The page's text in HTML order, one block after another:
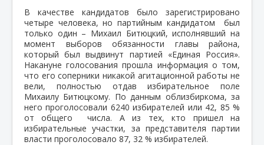
В качестве кандидатов было зарегистрировано
четыре человека, но партийным кандидатом был
только один – Михаил Битюцкий, исполнявший на
момент выборов обязанности главы района,
который был выдвинут партией «Единая Россия».
Накануне голосования прошла информация о том,
что его соперники никакой агитационной работы не
вели, полностью отдав избирательное поле
Михаилу Битюцкому. По данным облизбиркома, за
него проголосовали 6240 избирателей или 42, 85 %
от общего числа. А из тех, кто пришел на
избирательные участки, за представителя партии
власти проголосовало 87, 32 % избирателей.